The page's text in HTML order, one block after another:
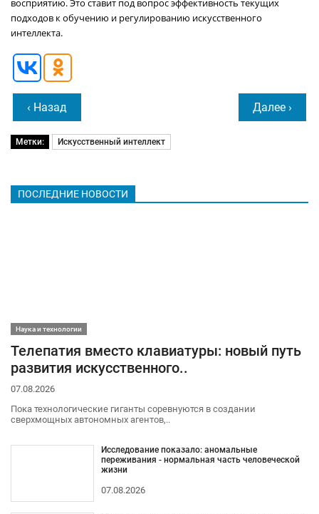
восприятию. Это ставит под вопрос эффективность текущих
подходов к обучению и регулированию искусственного
интеллекта.
‹ Назад Далее ›
Метки: Искусственный интеллект
ПОСЛЕДНИЕ НОВОСТИ
Наука и технологии
Телепатия вместо клавиатуры: новый путь
развития искусственного..
07.08.2026
Пока технологические гиганты соревнуются в создании
сверхмощных автономных агентов,..
Исследование показало: аномальные
переживания - нормальная часть человеческой
жизни
07.08.2026